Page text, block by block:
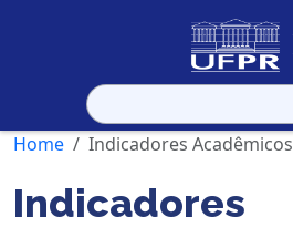
Pesquisar
por:
Home
Indicadores Acadêmicos
Indicadores